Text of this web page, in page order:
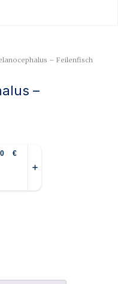
– Feilenfisch
–